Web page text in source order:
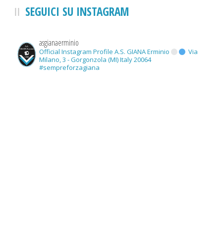
SEGUICI SU INSTAGRAM
asgianaerminio
Official Instagram Profile A.S. GIANA Erminio
Via
Milano, 3 - Gorgonzola (MI) Italy 20064
#sempreforzagiana